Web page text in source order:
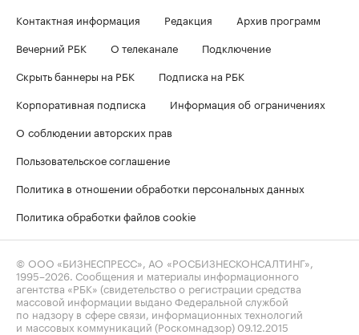
Контактная информация Редакция
Архив программ
Вечерний РБК
О телеканале
Подключение
Скрыть баннеры на РБК
Подписка на РБК
Корпоративная подписка
Информация об ограничениях
О соблюдении авторских прав
Пользовательское соглашение
Политика в отношении обработки персональных данных
Политика обработки файлов cookie
© ООО «БИЗНЕСПРЕСС», АО «РОСБИЗНЕСКОНСАЛТИНГ»,
1995–2026 . Сообщения и материалы информационного
агентства «РБК» (свидетельство о регистрации средства
массовой информации выдано Федеральной службой
по надзору в сфере связи, информационных технологий
и массовых коммуникаций (Роскомнадзор) 09.12.2015